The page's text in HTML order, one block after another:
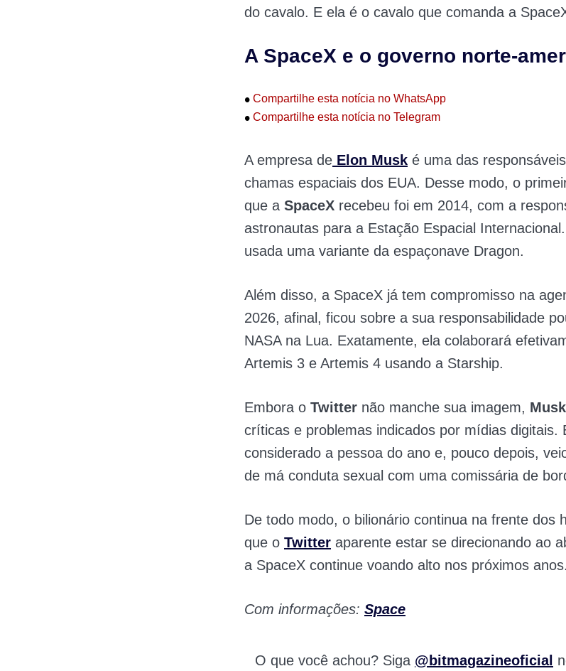
do cavalo. E ela é o cavalo que comanda a
A SpaceX e o governo norte-
• Compartilhe esta notícia no WhatsApp
• Compartilhe esta notícia no Telegram
A empresa de Elon Musk é uma das
chamas espaciais dos EUA. Desse modo, o
que a SpaceX recebeu foi em 2014, com a
astronautas para a Estação Espacial
usada uma variante da espaçonave Dragon.
Além disso, a SpaceX já tem compromisso na
2026, afinal, ficou sobre a sua responsabilidade
NASA na Lua. Exatamente, ela colaborará
Artemis 3 e Artemis 4 usando a Starship.
Embora o Twitter não manche sua imagem, Musk
críticas e problemas indicados por mídias digitais.
considerado a pessoa do ano e, pouco depois,
de má conduta sexual com uma comissária de
De todo modo, o bilionário continua na frente dos
que o Twitter aparente estar se direcionando ao
a SpaceX continue voando alto nos próximos anos.
Com informações: Space
O que você achou? Siga @bitmagazineoficial